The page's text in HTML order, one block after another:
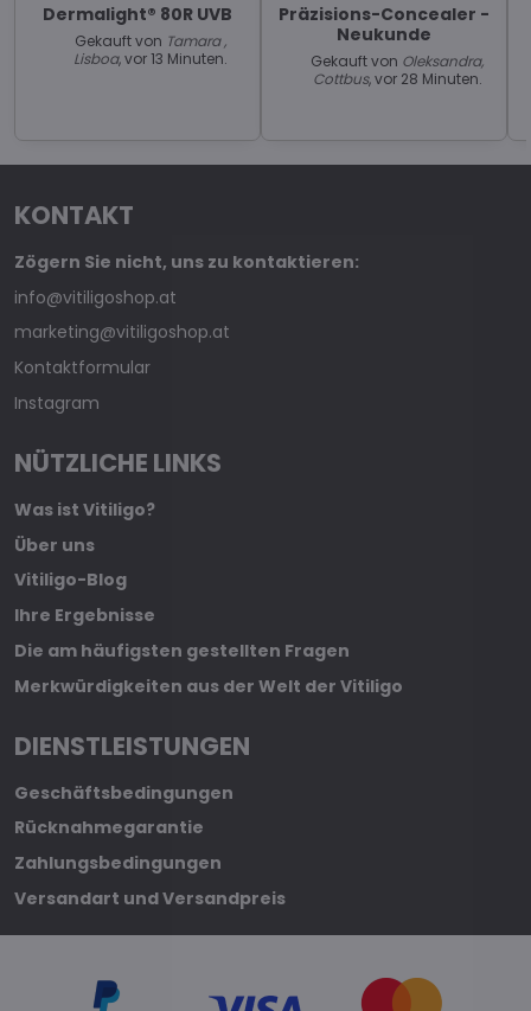
Dermalight® 80R UVB
Gekauft von Tamara ,
Lisboa, vor 13 Minuten.
Präzisions-Concealer -
Neukunde
Gekauft von Oleksandra,
Cottbus, vor 28 Minuten.
KONTAKT
Zögern Sie nicht, uns zu kontaktieren:
info@vitiligoshop.at
marketing@vitiligoshop.at
Kontaktformular
Instagram
NÜTZLICHE LINKS
Was ist Vitiligo?
Über uns
Vitiligo-Blog
Ihre Ergebnisse
Die am häufigsten gestellten Fragen
Merkwürdigkeiten aus der Welt der Vitiligo
DIENSTLEISTUNGEN
Geschäftsbedingungen
Rücknahmegarantie
Zahlungsbedingungen
Versandart und Versandpreis